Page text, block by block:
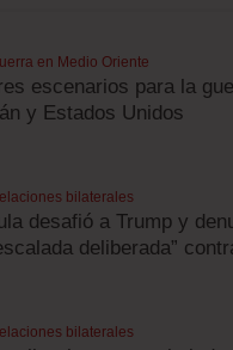
en Medio Oriente
escenarios para la
y Estados Unidos
bilaterales
desafió a Trump y
deliberada”
bilaterales